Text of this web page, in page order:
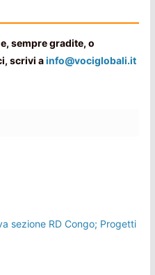
sempre gradite, o
scrivi ainfo@vociglobali.it
sezione RD Congo; Progetti